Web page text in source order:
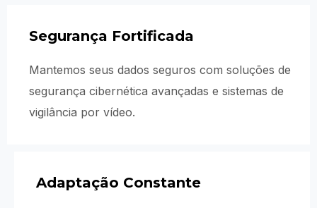
Segurança Fortificada
Mantemos seus dados seguros com soluções de
segurança cibernética avançadas e sistemas de
vigilância por vídeo.
Adaptação Constante